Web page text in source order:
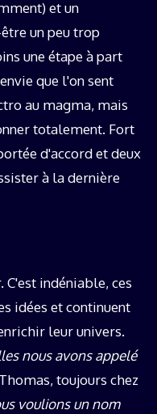
et un
un peu trop
une étape à part
que l'on sent
au magma, mais
totalement. Fort
d'accord et deux
à la dernière
C'est indéniable, ces
idées et continuent
leur univers.
nous avons appelé
toujours chez
voulions un nom